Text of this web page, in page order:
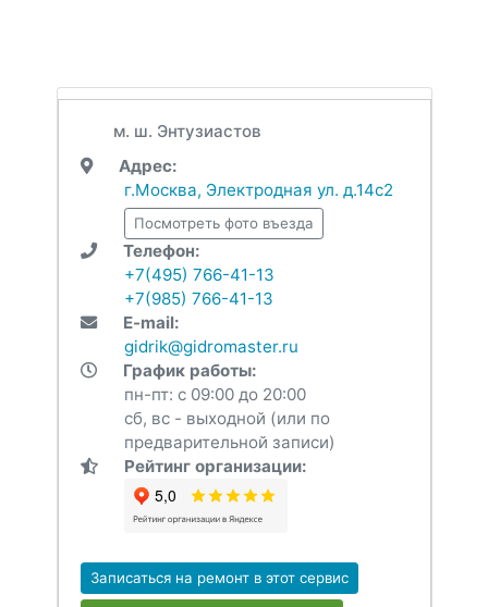
м. ш. Энтузиастов
Адрес:
г.Москва, Электродная ул. д.14с2
Посмотреть фото въезда
Телефон:
+7(495) 766-41-13
+7(985) 766-41-13
E-mail:
gidrik@gidromaster.ru
График работы:
пн-пт: с 09:00 до 20:00
сб, вс - выходной (или по
предварительной записи)
Рейтинг организации:
Записаться на ремонт в этот сервис